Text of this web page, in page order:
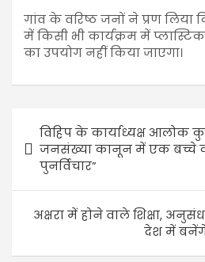
गांव के वरिष्ठ जनों ने प्रण
में किसी भी कार्यक्रम में
का उपयोग नहीं किया जाएगा।
विहिप के कार्याध्यक्ष आलोक
जनसंख्या कानून में एक बच्चे
पुनर्विचार”
अक्षरा में होने वाले शिक्षा,
देश में बनेंगे